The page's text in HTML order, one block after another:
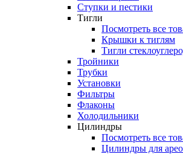
Ступки и пестики
Тигли
Посмотреть все
Крышки к тиглям
Тигли
Тройники
Трубки
Установки
Фильтры
Флаконы
Холодильники
Цилиндры
Посмотреть все
Цилиндры для